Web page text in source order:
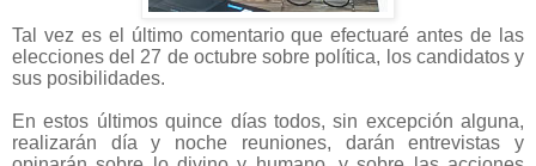
Tal vez es el último comentario que efectuaré antes de las
elecciones del 27 de octubre sobre política, los candidatos y
sus posibilidades.
En estos últimos quince días todos, sin excepción alguna,
realizarán día y noche reuniones, darán entrevistas y